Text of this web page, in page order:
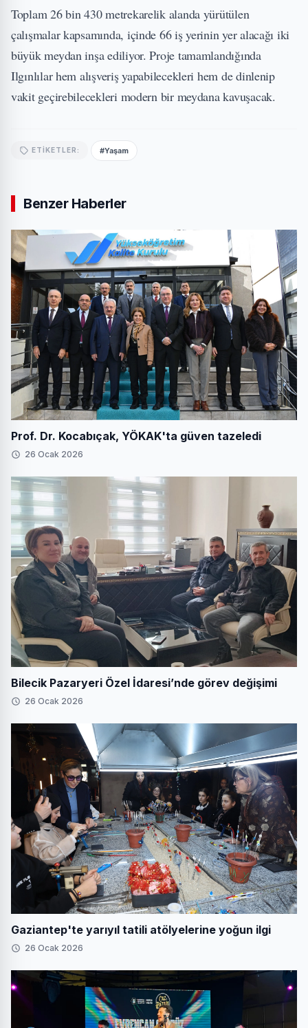
Toplam 26 bin 430 metrekarelik alanda yürütülen
çalışmalar kapsamında, içinde 66 iş yerinin yer alacağı iki
büyük meydan inşa ediliyor. Proje tamamlandığında
Ilgınlılar hem alışveriş yapabilecekleri hem de dinlenip
vakit geçirebilecekleri modern bir meydana kavuşacak.
ETIKETLER: #Yaşam
Benzer Haberler
Prof. Dr. Kocabıçak, YÖKAK'ta güven tazeledi
26 Ocak 2026
Bilecik Pazaryeri Özel İdaresi’nde görev değişimi
26 Ocak 2026
Gaziantep'te yarıyıl tatili atölyelerine yoğun ilgi
26 Ocak 2026